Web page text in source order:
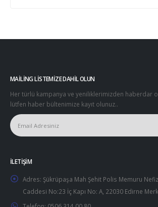
MAILING LISTEMIZE DAHIL OLUN
Her türlü kampanya ve yeniliklerimizden haberdar
lütfen haber bültenimize kayıt olunuz..
İLETIŞIM
Adres: Şükrüpaşa Mah Şehit Polis Memuru
Caddesi No:23 İç Kapı No: A, 22030 Edirne